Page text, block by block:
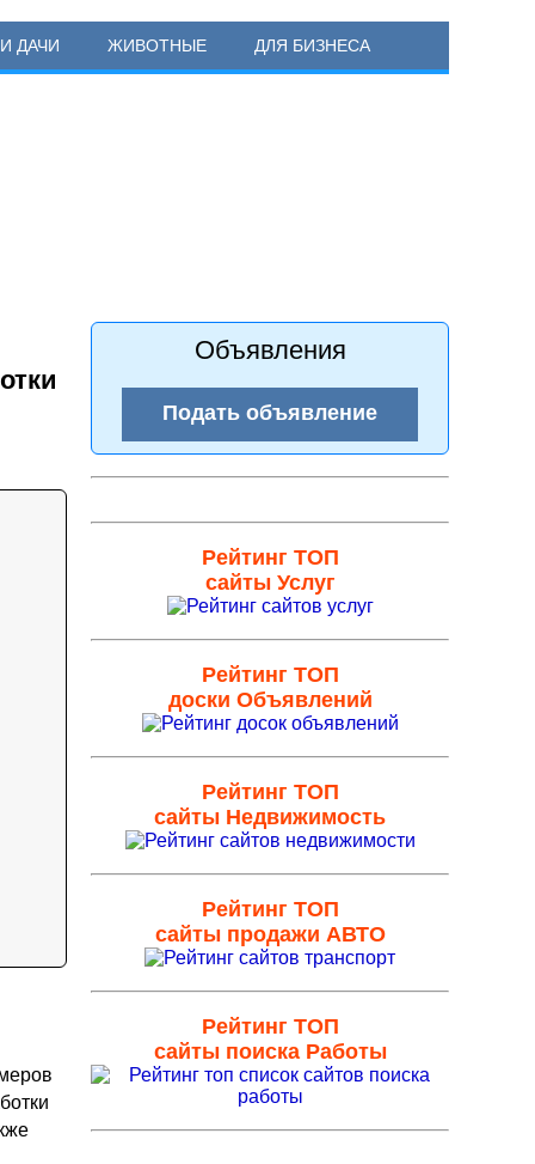
ДАЧИ ЖИВОТНЫЕ ДЛЯ БИЗНЕСА
Объявления
Подать объявление
Рейтинг ТОП
сайты Услуг
Рейтинг ТОП
доски Объявлений
Рейтинг ТОП
сайты Недвижимость
Рейтинг ТОП
сайты продажи АВТО
Рейтинг ТОП
сайты поиска Работы